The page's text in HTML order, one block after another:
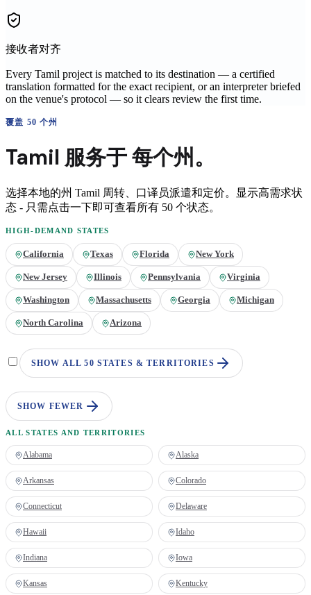
接收者对齐
Every Tamil project is matched to its destination — a certified
translation formatted for the exact recipient, or an interpreter briefed
on the venue's protocol — so it clears review the first time.
覆盖 50 个州
Tamil 服务于每个州。
选择本地的州 Tamil 周转、口译员派遣和定价。显示高需求状
态 - 只需点击一下即可查看所有 50 个状态。
HIGH-DEMAND STATES
California Texas Florida New York
New Jersey Illinois Pennsylvania Virginia
Washington Massachusetts Georgia Michigan
North Carolina Arizona
SHOW ALL 50 STATES & TERRITORIES
SHOW FEWER
ALL STATES AND TERRITORIES
Alabama Alaska
Arkansas Colorado
Connecticut Delaware
Hawaii Idaho
Indiana Iowa
Kansas Kentucky